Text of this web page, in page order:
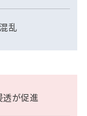
乱
透が促進